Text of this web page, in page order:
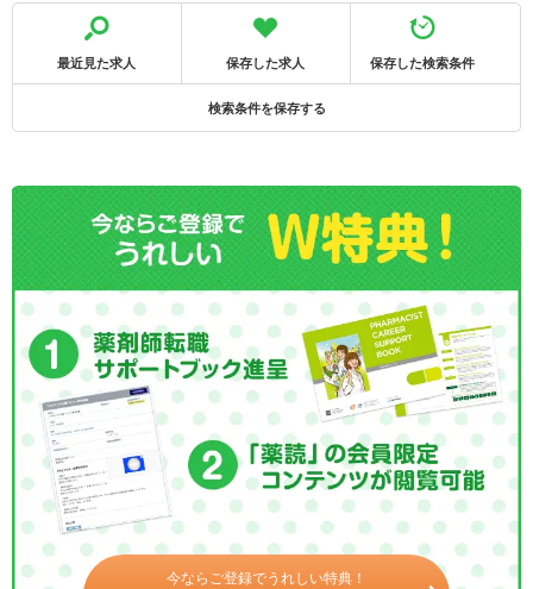
最近見た求人 保存した求人 保存した検索条件
検索条件を保存する
今ならご登録でうれしい特典！